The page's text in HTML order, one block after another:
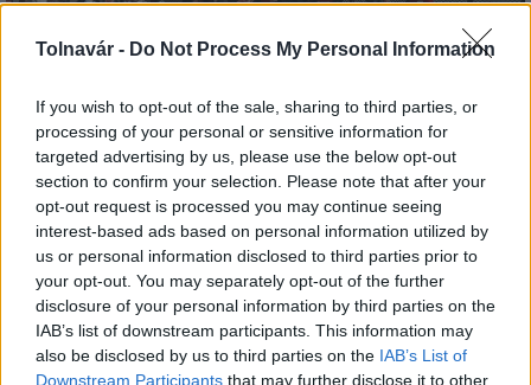
Tolnavár - Do Not Process My Personal Information
If you wish to opt-out of the sale, sharing to third parties, or
processing of your personal or sensitive information for
targeted advertising by us, please use the below opt-out
section to confirm your selection. Please note that after your
opt-out request is processed you may continue seeing
interest-based ads based on personal information utilized by
us or personal information disclosed to third parties prior to
your opt-out. You may separately opt-out of the further
disclosure of your personal information by third parties on the
IAB’s list of downstream participants. This information may
also be disclosed by us to third parties on the IAB’s List of
Downstream Participants that may further disclose it to other
Felújított üzletet nyitott Szekszárdon az Auchan